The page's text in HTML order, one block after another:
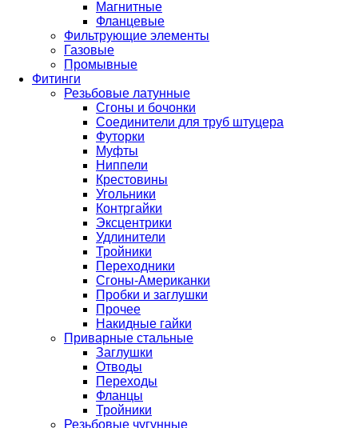
Магнитные
Фланцевые
Фильтрующие элементы
Газовые
Промывные
Фитинги
Резьбовые латунные
Сгоны и бочонки
Соединители для труб штуцера
Футорки
Муфты
Ниппели
Крестовины
Угольники
Контргайки
Эксцентрики
Удлинители
Тройники
Переходники
Сгоны-Американки
Пробки и заглушки
Прочее
Накидные гайки
Приварные стальные
Заглушки
Отводы
Переходы
Фланцы
Тройники
Резьбовые чугунные